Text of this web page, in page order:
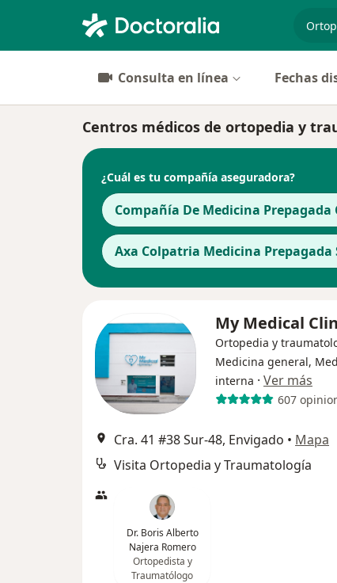
Consulta en línea Fechas
Centros médicos de ortopedia y
¿Cuál es tu compañía aseguradora?
Compañía De Medicina Prepagada
Axa Colpatria Medicina Prepagada
My Medical
Ortopedia y
Medicina general,
interna · Ver más
607
Cra. 41 #38 Sur-48, Envigado • Mapa
Visita Ortopedia y Traumatología
Dr. Boris Alberto
Najera Romero
Ortopedista y
Traumatólogo